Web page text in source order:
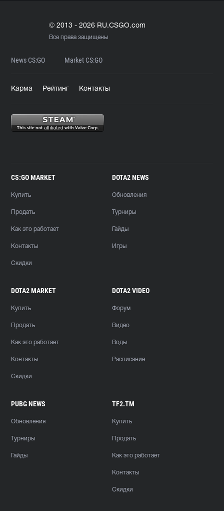
© 2013 - 2026 RU.CSGO.com
Все права защищены
News CS:GO Market CS:GO
Карма Рейтинг Контакты
CS:GO MARKET
Купить
Продать
Как это работает
Контакты
Скидки
DOTA2 NEWS
Обновления
Турниры
Гайды
Игры
DOTA2 MARKET
Купить
Продать
Как это работает
Контакты
Скидки
DOTA2 VIDEO
Форум
Видео
Воды
Расписание
PUBG NEWS
Обновления
Турниры
Гайды
TF2.TM
Купить
Продать
Как это работает
Контакты
Скидки